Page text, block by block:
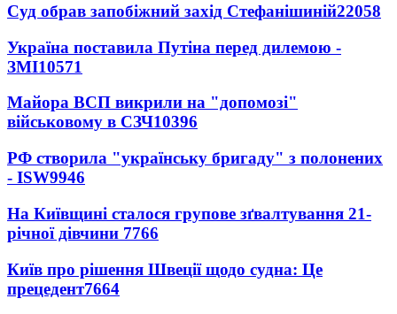
Суд обрав запобіжний захід Стефанішиній22058
Україна поставила Путіна перед дилемою -
ЗМІ10571
Майора ВСП викрили на "допомозі"
військовому в СЗЧ10396
РФ створила "українську бригаду" з полонених
- ISW9946
На Київщині сталося групове зґвалтування 21-
річної дівчини 7766
Київ про рішення Швеції щодо судна: Це
прецедент7664